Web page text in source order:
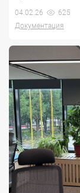
04.02.26
625
Документация